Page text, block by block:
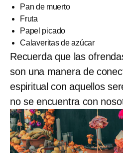
Pan de muerto
Fruta
Papel picado
Calaveritas de azúcar
Recuerda que las
son una manera de
espiritual con aquellos
no se encuentra con